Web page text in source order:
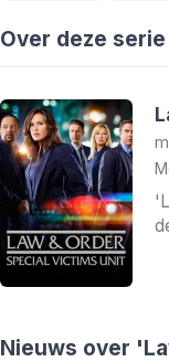
Over deze serie
Nieuws over